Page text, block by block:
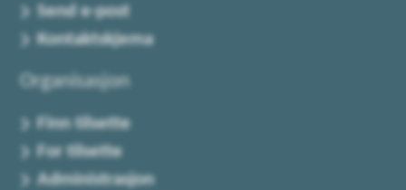
Send e-post
Kontaktskjema
Organisasjon
Finn tilsette
For tilsette
Administrasjon